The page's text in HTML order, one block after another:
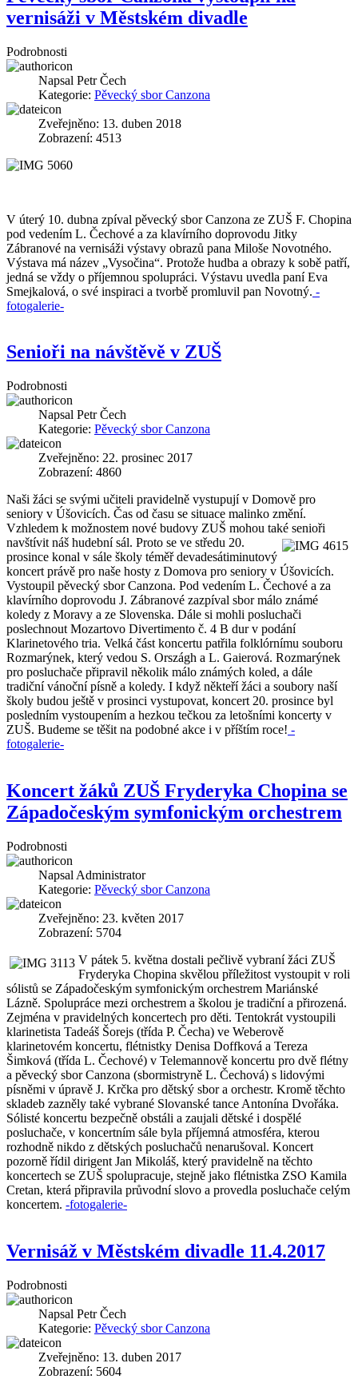
vernisáži v Městském divadle
Podrobnosti
Napsal Petr Čech
Kategorie: Pěvecký sbor Canzona
Zveřejněno: 13. duben 2018
Zobrazení: 4513
V úterý 10. dubna zpíval pěvecký sbor Canzona ze ZUŠ F. Chopina
pod vedením L. Čechové a za klavírního doprovodu Jitky
Zábranové na vernisáži výstavy obrazů pana Miloše Novotného.
Výstava má název „Vysočina“. Protože hudba a obrazy k sobě patří,
jedná se vždy o příjemnou spolupráci. Výstavu uvedla paní Eva
Smejkalová, o své inspiraci a tvorbě promluvil pan Novotný. -
fotogalerie-
Senioři na návštěvě v ZUŠ
Podrobnosti
Napsal Petr Čech
Kategorie: Pěvecký sbor Canzona
Zveřejněno: 22. prosinec 2017
Zobrazení: 4860
Naši žáci se svými učiteli pravidelně vystupují v Domově pro
seniory v Úšovicích. Čas od času se situace malinko změní.
Vzhledem k možnostem nové budovy ZUŠ mohou také senioři
navštívit náš hudební sál. Proto se ve středu 20.
prosince konal v sále školy téměř devadesátiminutový
koncert právě pro naše hosty z Domova pro seniory v Úšovicích.
Vystoupil pěvecký sbor Canzona. Pod vedením L. Čechové a za
klavírního doprovodu J. Zábranové zazpíval sbor málo známé
koledy z Moravy a ze Slovenska. Dále si mohli posluchači
poslechnout Mozartovo Divertimento č. 4 B dur v podání
Klarinetového tria. Velká část koncertu patřila folklórnímu souboru
Rozmarýnek, který vedou S. Országh a L. Gaierová. Rozmarýnek
pro posluchače připravil několik málo známých koled, a dále
tradiční vánoční písně a koledy. I když někteří žáci a soubory naší
školy budou ještě v prosinci vystupovat, koncert 20. prosince byl
posledním vystoupením a hezkou tečkou za letošními koncerty v
ZUŠ. Budeme se těšit na podobné akce i v příštím roce! -
fotogalerie-
Koncert žáků ZUŠ Fryderyka Chopina se
Západočeským symfonickým orchestrem
Podrobnosti
Napsal Administrator
Kategorie: Pěvecký sbor Canzona
Zveřejněno: 23. květen 2017
Zobrazení: 5704
V pátek 5. května dostali pečlivě vybraní žáci ZUŠ
Fryderyka Chopina skvělou příležitost vystoupit v roli
sólistů se Západočeským symfonickým orchestrem Mariánské
Lázně. Spolupráce mezi orchestrem a školou je tradiční a přirozená.
Zejména v pravidelných koncertech pro děti. Tentokrát vystoupili
klarinetista Tadeáš Šorejs (třída P. Čecha) ve Weberově
klarinetovém koncertu, flétnistky Denisa Doffková a Tereza
Šimková (třída L. Čechové) v Telemannově koncertu pro dvě flétny
a pěvecký sbor Canzona (sbormistryně L. Čechová) s lidovými
písněmi v úpravě J. Krčka pro dětský sbor a orchestr. Kromě těchto
skladeb zazněly také vybrané Slovanské tance Antonína Dvořáka.
Sólisté koncertu bezpečně obstáli a zaujali dětské i dospělé
posluchače, v koncertním sále byla příjemná atmosféra, kterou
rozhodně nikdo z dětských posluchačů nenarušoval. Koncert
pozorně řídil dirigent Jan Mikoláš, který pravidelně na těchto
koncertech se ZUŠ spolupracuje, stejně jako flétnistka ZSO Kamila
Cretan, která připravila průvodní slovo a provedla posluchače celým
koncertem. -fotogalerie-
Vernisáž v Městském divadle 11.4.2017
Podrobnosti
Napsal Petr Čech
Kategorie: Pěvecký sbor Canzona
Zveřejněno: 13. duben 2017
Zobrazení: 5604